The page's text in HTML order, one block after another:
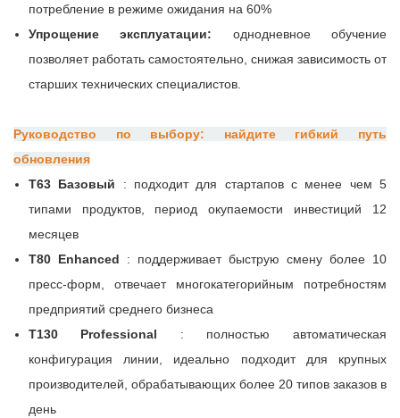
потребление в режиме ожидания на 60%
Упрощение эксплуатации: однодневное обучение
позволяет работать самостоятельно, снижая зависимость от
старших технических специалистов.
Руководство по выбору: найдите гибкий путь
обновления
T63 Базовый : подходит для стартапов с менее чем 5
типами продуктов, период окупаемости инвестиций 12
месяцев
T80 Enhanced : поддерживает быструю смену более 10
пресс-форм, отвечает многокатегорийным потребностям
предприятий среднего бизнеса
T130 Professional : полностью автоматическая
конфигурация линии, идеально подходит для крупных
производителей, обрабатывающих более 20 типов заказов в
день